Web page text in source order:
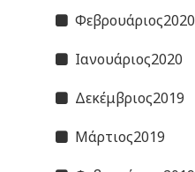
Φεβρουάριος2020
Ιανουάριος2020
Δεκέμβριος2019
Μάρτιος2019